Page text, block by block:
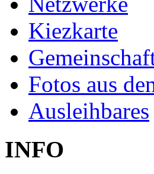
Kiezkarte
Fotos aus
Ausleihbares
INFO